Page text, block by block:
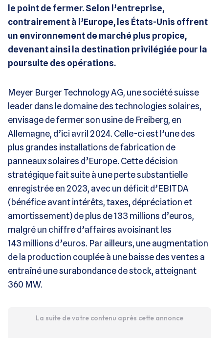
le point de fermer. Selon l’entreprise,
contrairement à l’Europe, les États-Unis offrent
un environnement de marché plus propice,
devenant ainsi la destination privilégiée pour la
poursuite des opérations.
Meyer Burger Technology AG, une société suisse
leader dans le domaine des technologies solaires,
envisage de fermer son usine de Freiberg, en
Allemagne, d’ici avril 2024. Celle-ci est l’une des
plus grandes installations de fabrication de
panneaux solaires d’Europe. Cette décision
stratégique fait suite à une perte substantielle
enregistrée en 2023, avec un déficit d’EBITDA
(bénéfice avant intérêts, taxes, dépréciation et
amortissement) de plus de 133 millions d’euros,
malgré un chiffre d’affaires avoisinant les
143 millions d’euros. Par ailleurs, une augmentation
de la production couplée à une baisse des ventes a
entraîné une surabondance de stock, atteignant
360 MW.
La suite de votre contenu après cette annonce